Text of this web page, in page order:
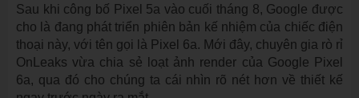
Sau khi công bố Pixel 5a vào cuối tháng 8, Google được
cho là đang phát triển phiên bản kế nhiệm của chiếc điện
thoại này, với tên gọi là Pixel 6a. Mới đây, chuyên gia rò rỉ
OnLeaks vừa chia sẻ loạt ảnh render của Google Pixel
6a, qua đó cho chúng ta cái nhìn rõ nét hơn về thiết kế